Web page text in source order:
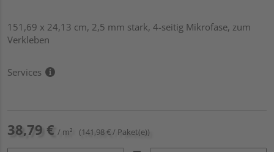
151,69 x 24,13 cm, 2,5 mm stark, 4-seitig Mikrofase, zum
Verkleben
Services
38,79 € / m² (141,98 € / Paket(e))